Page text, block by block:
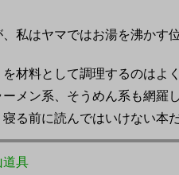
私はヤマではお湯を沸かす
材料として調理するのはよ
メン系、そうめん系も網羅
る前に読んではいけない本
道具